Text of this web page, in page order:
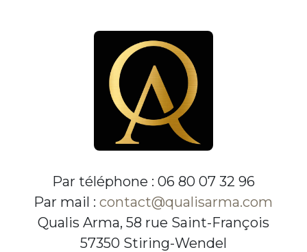
Par téléphone : 06 80 07 32 96
Par mail :contact@qualisarma.com
Qualis Arma, 58 rue Saint-François
57350 Stiring-Wendel